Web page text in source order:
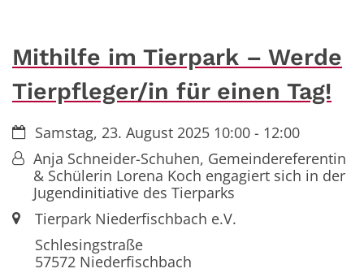
Mithilfe im Tierpark – Werde
Tierpfleger/in für einen Tag!
Datum:Samstag, 23. August 2025 10:00 - 12:00
Von:Anja Schneider-Schuhen, Gemeindereferentin
& Schülerin Lorena Koch engagiert sich in der
Jugendinitiative des Tierparks
Ort:Tierpark Niederfischbach e.V.
Schlesingstraße
57572Niederfischbach